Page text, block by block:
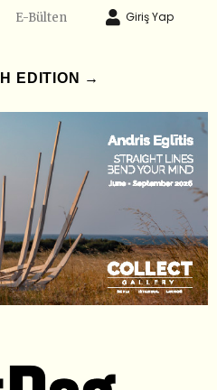
E-Bülten Giriş Yap
EDITION →